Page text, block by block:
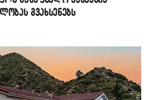
გვახსენებს